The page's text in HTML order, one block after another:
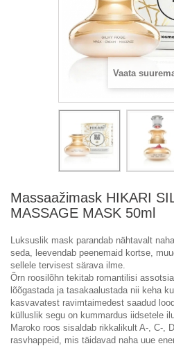
Vaata
Massaažimask HIKARI
MASSAGE MASK 50ml
Luksuslik mask parandab nähtavalt
seda, leevendab peenemaid kortse,
sellele tervisest särava ilme.
Õrn roosilõhn tekitab romantilisi
lõõgastada ja tasakaalustada nii keha
kasvavatest ravimtaimedest saadud
külluslik segu on kummardus iidsetele
Maroko roos sisaldab rikkalikult A-, C-,
rasvhappeid, mis täidavad naha uue